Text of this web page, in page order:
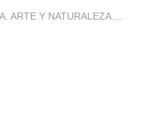
ARTE Y NATURALEZA....